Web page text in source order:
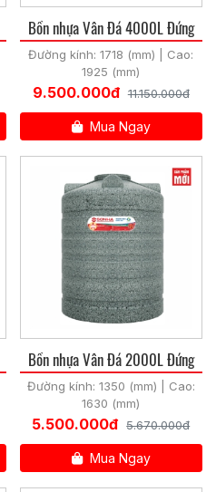
Bồn nhựa Vân Đá 4000L Đứng
Đường kính: 1718 (mm) | Cao:
1925 (mm)
9.500.000đ 11.150.000đ
Mua Ngay
Bồn nhựa Vân Đá 2000L Đứng
Đường kính: 1350 (mm) | Cao:
1630 (mm)
5.500.000đ 5.670.000đ
Mua Ngay